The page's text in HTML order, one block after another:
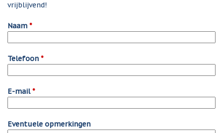
vrijblijvend!
Naam *
Telefoon *
E-mail*
Eventuele opmerkingen